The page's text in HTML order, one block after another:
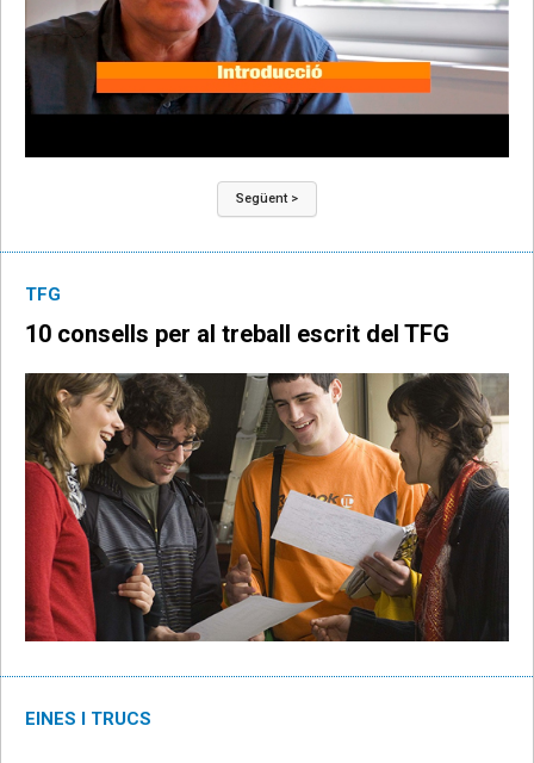
Següent >
TFG
10 consells per al treball escrit del TFG
EINES I TRUCS